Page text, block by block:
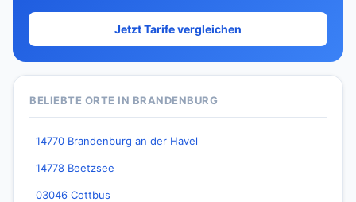
Jetzt Tarife vergleichen
BELIEBTE ORTE IN BRANDENBURG
14770 Brandenburg an der Havel
14778 Beetzsee
03046 Cottbus